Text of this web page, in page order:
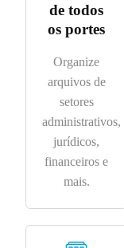
de todos
os portes
Organize
arquivos de
setores
administrativos,
jurídicos,
financeiros e
mais.